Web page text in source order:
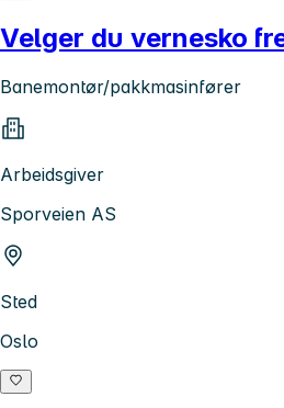
Velger du vernesko
Banemontør/pakkmasinfører
Arbeidsgiver
Sporveien AS
Sted
Oslo